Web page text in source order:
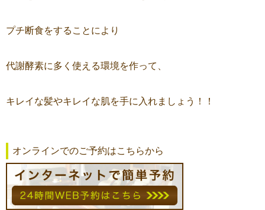
プチ断食をすることにより
代謝酵素に多く使える環境を作って、
キレイな髪やキレイな肌を手に入れましょう！！
オンラインでのご予約はこちらから